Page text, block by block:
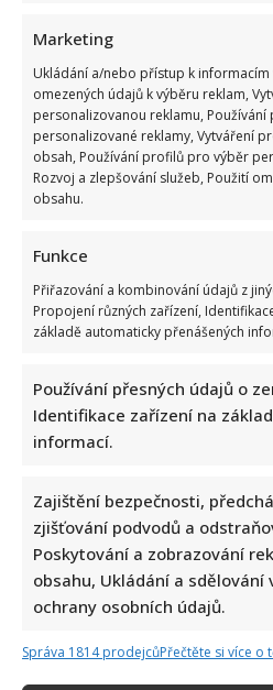
Marketing
Ukládání a/nebo přístup k informacím
omezených údajů k výběru reklam,
personalizovanou reklamu, Používání
personalizované reklamy, Vytváření
obsah, Používání profilů pro výběr
Rozvoj a zlepšování služeb, Použití
obsahu.
Funkce
Přiřazování a kombinování údajů z
Propojení různých zařízení,
základě automaticky přenášených
Používání přesných údajů o
Identifikace zařízení na
informací.
Zajištění bezpečnosti,
zjišťování podvodů a
Poskytování a zobrazování
obsahu, Ukládání a sdělování
ochrany osobních údajů.
Správa 1814 prodejcůPřečtěte si více o